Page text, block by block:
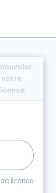
votre
licence
licence